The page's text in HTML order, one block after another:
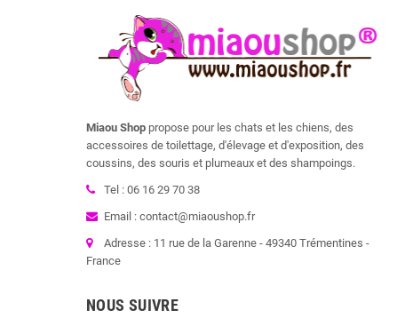
Miaou Shop propose pour les chats et les chiens, des
accessoires de toilettage, d'élevage et d'exposition, des
coussins, des souris et plumeaux et des shampoings.
Tel : 06 16 29 70 38
Email : contact@miaoushop.fr
Adresse : 11 rue de la Garenne - 49340 Trémentines -
France
NOUS SUIVRE